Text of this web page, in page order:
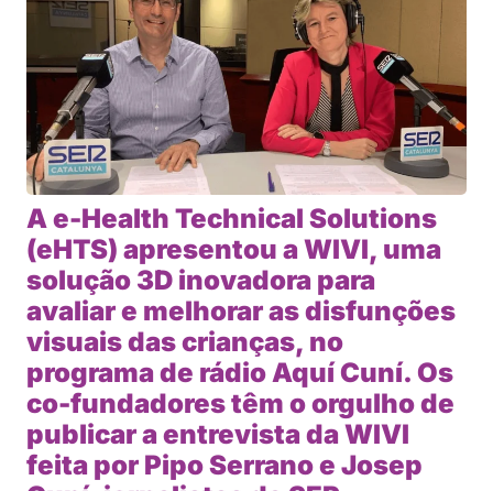
A e-Health Technical Solutions
(eHTS) apresentou a WIVI, uma
solução 3D inovadora para
avaliar e melhorar as disfunções
visuais das crianças, no
programa de rádio Aquí Cuní. Os
co-fundadores têm o orgulho de
publicar a entrevista da WIVI
feita por Pipo Serrano e Josep